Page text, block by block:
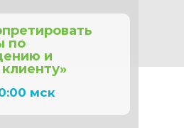
по
и
мск